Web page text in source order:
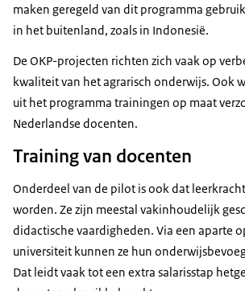
maken geregeld van dit programma
in het buitenland, zoals in Indonesië.
De OKP-projecten richten zich vaak op
kwaliteit van het agrarisch onderwijs. Ook
uit het programma trainingen op maat
Nederlandse docenten.
Training van docenten
Onderdeel van de pilot is ook dat
worden. Ze zijn meestal vakinhoudelijk
didactische vaardigheden. Via een aparte
universiteit kunnen ze hun
Dat leidt vaak tot een extra salarisstap